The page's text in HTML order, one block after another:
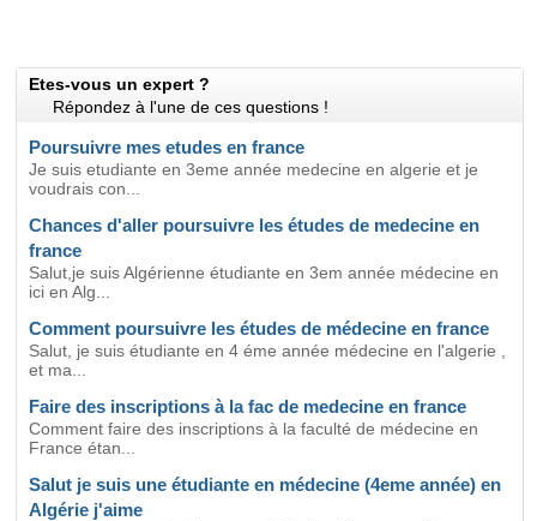
Etes-vous un expert ?
Répondez à l'une de ces questions !
Poursuivre mes etudes en france
Je suis etudiante en 3eme année medecine en algerie et je
voudrais con...
Chances d'aller poursuivre les études de medecine en
france
Salut,je suis Algérienne étudiante en 3em année médecine en
ici en Alg...
Comment poursuivre les études de médecine en france
Salut, je suis étudiante en 4 éme année médecine en l'algerie ,
et ma...
Faire des inscriptions à la fac de medecine en france
Comment faire des inscriptions à la faculté de médecine en
France étan...
Salut je suis une étudiante en médecine (4eme année) en
Algérie j'aime